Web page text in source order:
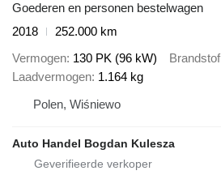
Goederen en personen bestelwagen
2018
252.000 km
Vermogen 130 PK (96 kW) Brandstof
Laadvermogen 1.164 kg
Polen, Wiśniewo
Auto Handel Bogdan Kulesza